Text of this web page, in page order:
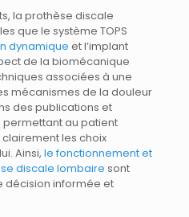
la prothèse discale
que le système TOPS
dynamique et l’implant
de la biomécanique
associées à une
mécanismes de la douleur
des publications et
au patient
les choix
Ainsi, le fonctionnement et
discale lombaire sont
décision informée et